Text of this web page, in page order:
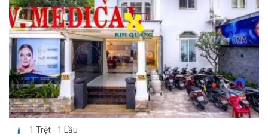
1 Trệt - 1 Lầu